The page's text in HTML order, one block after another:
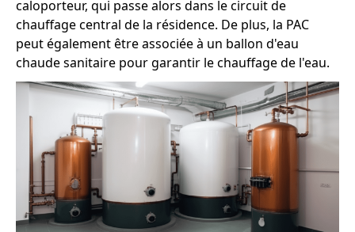
caloporteur, qui passe alors dans le circuit de
chauffage central de la résidence. De plus, la PAC
peut également être associée à un ballon d'eau
chaude sanitaire pour garantir le chauffage de l'eau.